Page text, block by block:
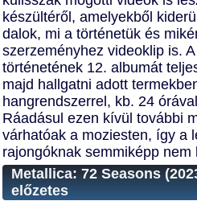
készültéről, amelyekből
dalok, mi a történetük és
szerzeményhez videoklip is.
történetének 12. albumát
majd hallgatni adott
hangrendszerrel, kb. 24
Ráadásul ezen kívül további
várhatóak a moziesten, így a
rajongóknak semmiképp
Metallica: 72 Seasons
előzetes